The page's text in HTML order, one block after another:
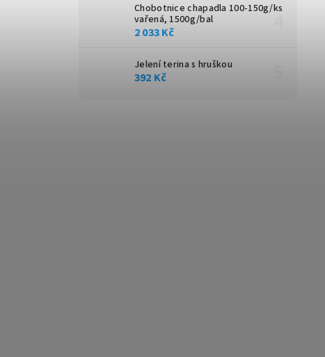
Chobotnice chapadla 100-150g/ks
vařená, 1500g/bal
2 033 Kč
Jelení terina s hruškou
392 Kč